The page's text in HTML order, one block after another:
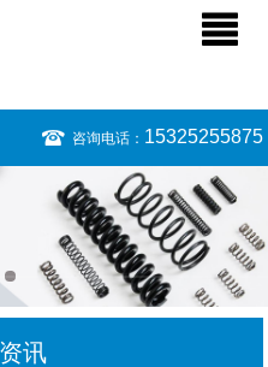
咨询电话： 15325255875
讯